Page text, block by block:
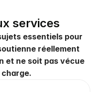
services
essentiels pour
réellement
et ne soit pas vécue
charge.